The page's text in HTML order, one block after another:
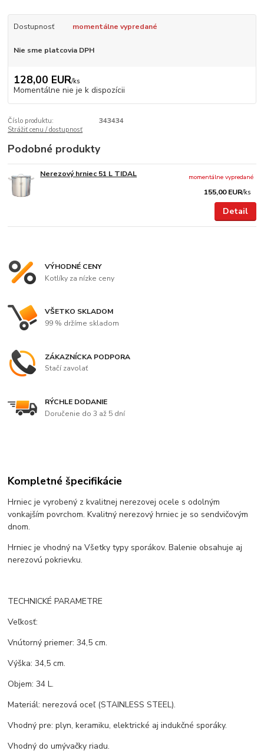
Dostupnosť momentálne vypredané
Nie sme platcovia DPH
128,00 EUR/ks
Momentálne nie je k dispozícii
Číslo produktu:
343434
Strážiť cenu / dostupnosť
Podobné produkty
Nerezový hrniec 51 L TIDAL
155,00 EUR/ks
momentálne vypredané
Detail
VÝHODNÉ CENY
Kotlíky za nízke ceny
VŠETKO SKLADOM
99 % držíme skladom
ZÁKAZNÍCKA PODPORA
Stačí zavolať
RÝCHLE DODANIE
Doručenie do 3 až 5 dní
Kompletné špecifikácie
Hrniec je vyrobený z kvalitnej nerezovej ocele s odolným
vonkajším povrchom. Kvalitný nerezový hrniec je so sendvičovým
dnom.
Hrniec je vhodný na Všetky typy sporákov. Balenie obsahuje aj
nerezovú pokrievku.
TECHNICKÉ PARAMETRE
Veľkosť:
Vnútorný priemer: 34,5 cm.
Výška: 34,5 cm.
Objem: 34 L.
Materiál: nerezová oceľ (STAINLESS STEEL).
Vhodný pre: plyn, keramiku, elektrické aj indukčné sporáky.
Vhodný do umývačky riadu.